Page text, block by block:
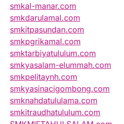
smkal-manar.com
smkdarulamal.com
smkitpasundan.com
smkpgrikamal.com
smktarbiyatululum.com
smkyasalam-elummah.com
smkpelitaynh.com
smkyasinacigombong.com
smknahdatululama.com
smkitraudhatululum.com